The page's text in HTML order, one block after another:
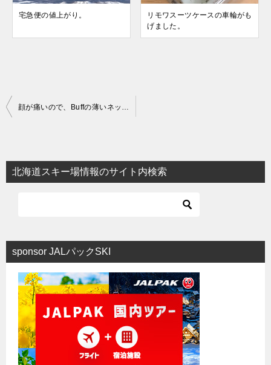
宅急便の値上がり。
リモワスーツケースの車輪がも
げました。
投
ビ
ゲ
ョ
ン
顔が痛いので、Buffの薄いネックウォーマー購入
北海道スキー場情報のサイト内検索
sponsor JALパックSKI